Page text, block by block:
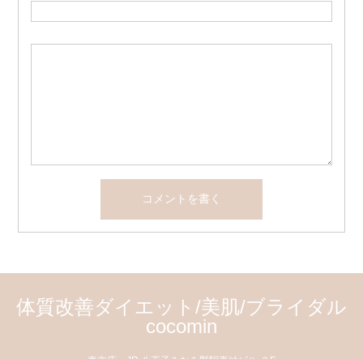
体質改善ダイエット/美肌/ブライダル
cocomin